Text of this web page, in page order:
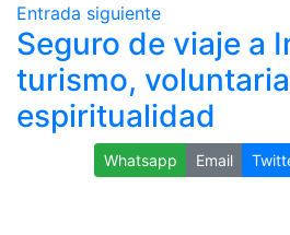
Entrada siguiente
Seguro de viaje a
turismo,
espiritualidad
Whatsapp Email